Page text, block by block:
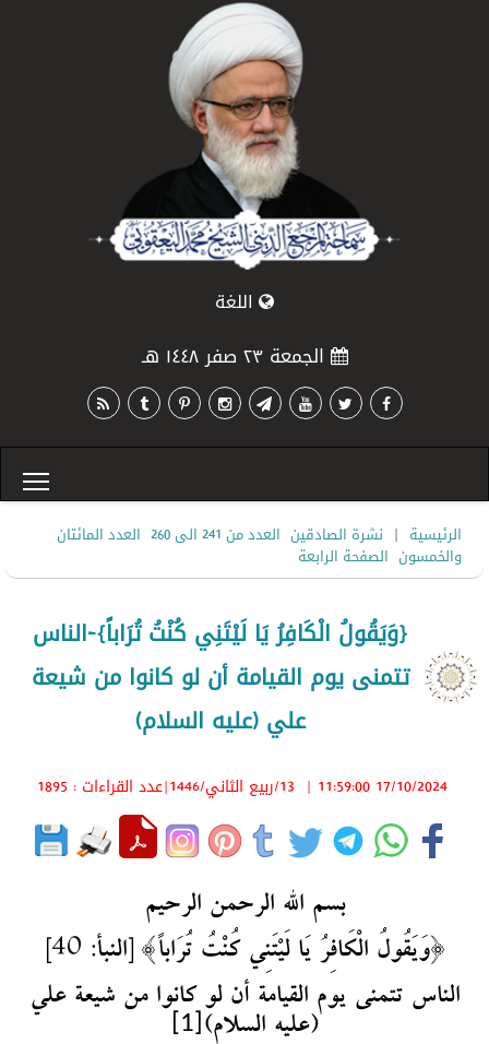
اللغة
الجمعة ٢٣ صفر ١٤٤٨ هـ
الرئيسية | نشرة الصادقين العدد من 241 الى 260
العدد المائتان
والخمسون الصفحة الرابعة
{وَيَقُولُ الْكَافِرُ يَا لَيْتَنِي كُنْتُ تُرَاباً}-الناس
تتمنى يوم القيامة أن لو كانوا من شيعة
علي (عليه السلام)
17/10/2024 11:59:00
| 13/ربيع الثاني/1446 |عدد القراءات : 1895
بسم الله الرحمن الرحيم
{وَيَقُولُ الْكَافِرُ يَا لَيْتَنِي كُنْتُ تُرَاباً} [النبأ: 40]
الناس تتمنى يوم القيامة أن لو كانوا من شيعة علي
(عليه السلام)